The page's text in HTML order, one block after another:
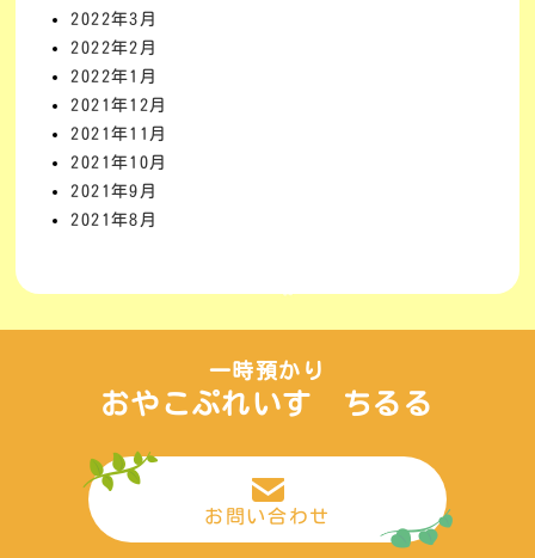
2022年3月
2022年2月
2022年1月
2021年12月
2021年11月
2021年10月
2021年9月
2021年8月
一時預かり
おやこぷれいす ちるる
お問い合わせ